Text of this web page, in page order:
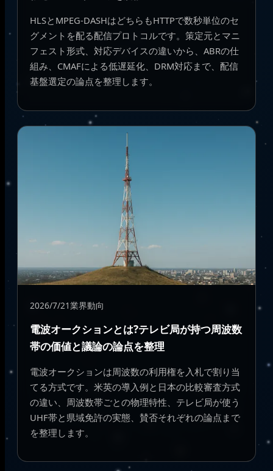
HLSとMPEG-DASHはどちらもHTTPで数秒単位のセ
グメントを配る配信プロトコルです。策定元とマニ
フェスト形式、対応デバイスの違いから、ABRの仕
組み、CMAFによる低遅延化、DRM対応まで、配信
基盤選定の論点を整理します。
2026/7/21業界動向
電波オークションとは?テレビ局が持つ周波数
帯の価値と議論の論点を整理
電波オークションは周波数の利用権を入札で割り当
てる方式です。米英の導入例と日本の比較審査方式
の違い、周波数帯ごとの物理特性、テレビ局が使う
UHF帯と県域免許の実態、賛否それぞれの論点まで
を整理します。